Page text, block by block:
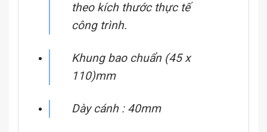
theo kích thước thực tế
công trình.
Khung bao chuẩn (45 x
110)mm
Dày cánh : 40mm